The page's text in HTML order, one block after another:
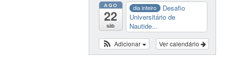
AGO
22
sáb
dia inteiro
Desafio
Universitário de
Nautide...
Ver calendário
Adicionar